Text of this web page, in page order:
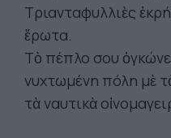
Τριανταφυλλιὲς
ἔρωτα.
Τὸ πέπλο σου
νυχτωμένη πόλη μὲ
τὰ ναυτικὰ